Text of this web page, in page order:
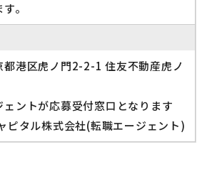
。
港区虎ノ門2-2-1 住友不動産虎ノ
ントが応募受付窓口となります
ピタル株式会社(転職エージェント)